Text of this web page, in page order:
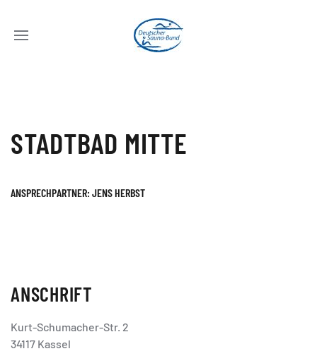
STADTBAD MITTE
ANSPRECHPARTNER: JENS HERBST
ANSCHRIFT
Kurt-Schumacher-Str. 2
34117 Kassel